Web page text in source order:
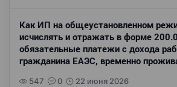
Как ИП на общеустановленном
исчислять и отражать в форме
обязательные платежи с дохода
гражданина ЕАЭС, временно
547 0 22 июня 2026